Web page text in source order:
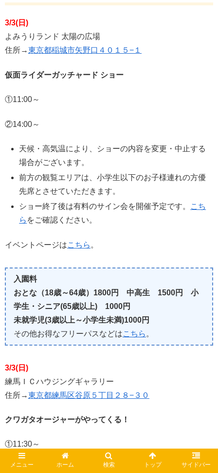
3/3(日)
よみうりランド 太陽の広場
住所→東京都稲城市矢野口４０１５−１
仮面ライダーガッチャード ショー
①11:00～
②14:00～
天候・高気温により、ショーの内容を変更・中止する
場合がございます。
前方の観覧エリアは、小学生以下のお子様連れの方優
先席とさせていただきます。
ショー終了後は有料のサイン会を開催予定です。
こち
ら をご確認ください。
イベントページはこちら 。
入園料
おとな（18歳～64歳）1800円 中高生 1500円 小
学生・シニア(65歳以上) 1000円
未就学児(3歳以上～小学生未満)1000円
その他お得なフリーパスなどはこちら 。
3/3(日)
練馬ＩＣハウジングギャラリー
住所→東京都練馬区谷原５丁目２８−３０
クワガタオージャーがやってくる！
①11:30～
②13:30～
メニュー ホーム 検索 トップ サイドバー